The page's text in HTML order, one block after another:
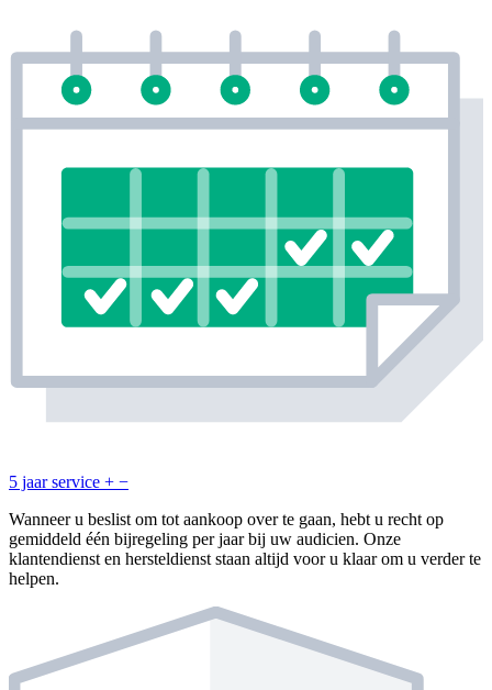
5 jaar service + −
Wanneer u beslist om tot aankoop over te gaan, hebt u recht op
gemiddeld één bijregeling per jaar bij uw audicien. Onze
klantendienst en hersteldienst staan altijd voor u klaar om u verder te
helpen.